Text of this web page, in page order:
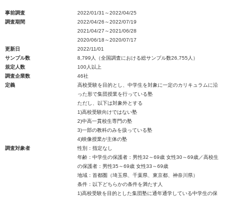
事前調査
2022/01/31～2022/04/25
調査期間
2022/04/26～2022/07/19
2021/04/27～2021/06/28
2020/06/18～2020/07/17
更新日
2022/11/01
サンプル数
8,799人（全国調査における総サンプル数26,755人）
規定人数
100人以上
調査企業数
46社
定義
高校受験を目的とし、中学生を対象に一定のカリキュラムに沿
った形で集団授業を行っている塾
ただし、以下は対象外とする
1)高校受験向けではない塾
2)中高一貫校生専門の塾
3)一部の教科のみを扱っている塾
4)映像授業が主体の塾
調査対象者
性別：指定なし
年齢：中学生の保護者：男性32～69歳 女性30～69歳／高校生
の保護者：男性35～69歳 女性33～69歳
地域：首都圏（埼玉県、千葉県、東京都、神奈川県）
条件：以下どちらかの条件を満たす人
1)高校受験を目的とした集団塾に通年通学している中学生の保